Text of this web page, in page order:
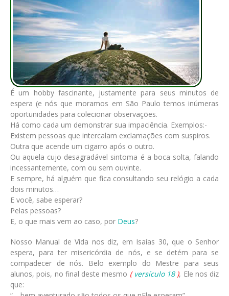
É um hobby fascinante, justamente para seus minutos de
espera (e nós que moramos em São Paulo temos inúmeras
oportunidades para colecionar observações.
Há como cada um demonstrar sua impaciência. Exemplos:-
Existem pessoas que intercalam exclamações com suspiros.
Outra que acende um cigarro após o outro.
Ou aquela cujo desagradável sintoma é a boca solta, falando
incessantemente, com ou sem ouvinte.
E sempre, há alguém que fica consultando seu relógio a cada
dois minutos…
E você, sabe esperar?
Pelas pessoas?
E, o que mais vem ao caso, por Deus?
Nosso Manual de Vida nos diz, em Isaías 30, que o Senhor
espera, para ter misericórdia de nós, e se detém para se
compadecer de nós. Belo exemplo do Mestre para seus
alunos, pois, no final deste mesmo ( versículo 18), Ele nos diz
que: